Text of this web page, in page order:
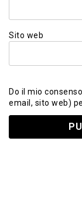
Sito web
Do il mio
email, sito web)